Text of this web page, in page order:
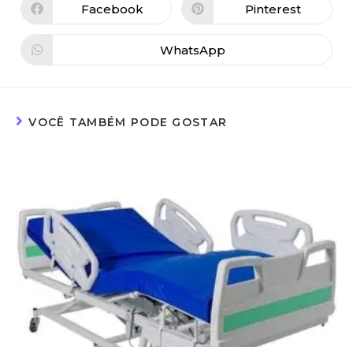
Facebook Pinterest
WhatsApp
VOCÊ TAMBÉM PODE GOSTAR